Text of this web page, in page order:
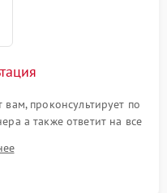
проконсультирует по
а также ответит на все